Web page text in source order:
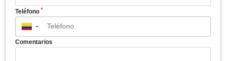
Teléfono *
▼
Comentarios